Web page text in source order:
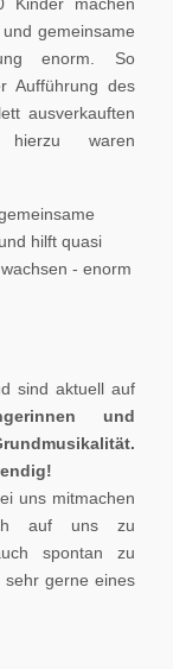
gemeinsame
enorm. So
Aufführung des
ausverkauften
hierzu waren
hilft quasi
- enorm
sind aktuell auf
und
uns mitmachen
auf uns zu
spontan zu
gerne eines